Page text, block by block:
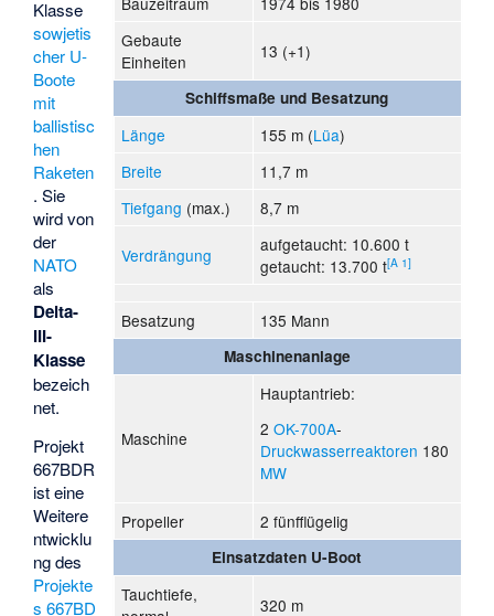
Gebaute
Einheiten
13 (+1)
Schiffsmaße und Besatzung
Länge 155 m (Lüa)
Breite
11,7 m
Tiefgang (max.) 8,7 m
Verdrängung
aufgetaucht: 10.600 t
getaucht: 13.700 t[A 1]
Besatzung 135 Mann
Maschinenanlage
Maschine
Hauptantrieb:
2OK-700A-
Druckwasserreaktoren 180
MW
Propeller 2 fünfflügelig
Einsatzdaten U-Boot
Tauchtiefe,
320 m
Klasse
sowjetis
cher U-
Boote
mit
ballistisc
hen
Raketen
. Sie
wird von
der
NATO
als
Delta-
III-
Klasse
bezeich
net.
Projekt
667BDR
ist eine
Weitere
ntwicklu
ng des
Projekte
s 667BD